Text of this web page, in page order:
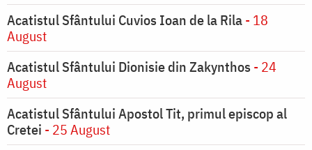
Acatistul Sfântului Cuvios Ioan de la Rila- 18
August
Acatistul Sfântului Dionisie din Zakynthos - 24
August
Acatistul Sfântului Apostol Tit, primul episcop al
Cretei - 25 August